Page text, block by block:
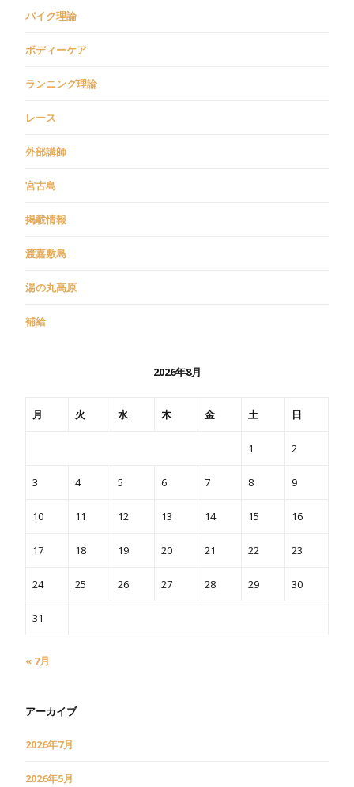
バイク理論
ボディーケア
ランニング理論
レース
外部講師
宮古島
掲載情報
渡嘉敷島
湯の丸高原
補給
2026年8月
月 火 水 木 金 土 日
1 2
3 4 5 6 7 8 9
10 11 12 13 14 15 16
17 18 19 20 21 22 23
24 25 26 27 28 29 30
31
« 7月
アーカイブ
2026年7月
2026年5月